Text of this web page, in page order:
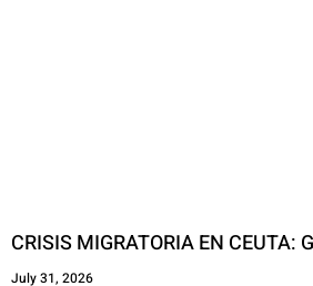
CRISIS MIGRATORIA EN CEUTA:
July 31, 2026